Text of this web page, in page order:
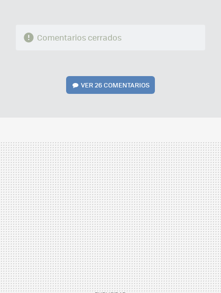
Comentarios cerrados
VER26 COMENTARIOS